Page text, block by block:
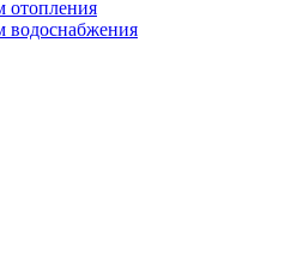
отопления
водоснабжения